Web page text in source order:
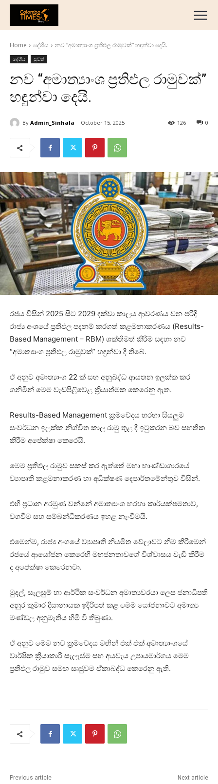
දේශීය
ජාත්‍යන්තර
අධ්‍යාපනික
හෝටල් සහ සංචාරක
English
Home දේශීය නව “අමාත්‍යාංශ ප්‍රතිඵල රාමුවක්” හඳුන්වා දෙයි.
දේශීය පුවත්
නව “අමාත්‍යාංශ ප්‍රතිඵල රාමුවක්”
හඳුන්වා දෙයි.
By Admin_Sinhala October 15, 2025 0
126
රජය විසින් 2025 සිට 2029 දක්වා කාලය ආවරණය වන පරිදි
රාජ්‍ය අංශයේ ප්‍රතිඵල පදනම් කරගත් කළමනාකරණය (Results-
Based Management – RBM) ශක්තිමත් කිරීම සඳහා නව
“අමාත්‍යාංශ ප්‍රතිඵල රාමුවක්” හඳුන්වා දී තිබේ.
ඒ අනුව අමාත්‍යාංශ 22 ක් සහ අනුබද්ධ ආයතන ඉලක්ක කර
ගනිමින් මෙම වැඩපිළිවෙළ ක්‍රියාත්මක කෙරෙනු ඇත.
Results-Based Management ක්‍රමවේදය හරහා සියලුම
සංවර්ධන ඉලක්ක නිශ්චිත කාල රාමු තුළ දී ඉටුකරන බව සහතික
කිරීම අපේක්ෂා කෙරෙයි.
මෙම ප්‍රතිඵල රාමුව සකස් කර ඇත්තේ මහා භාණ්ඩාගාරයේ
ව්‍යාපෘති කළමනාකරණ හා අධීක්ෂණ දෙපාර්තමේන්තුව විසින්.
එහි ප්‍රධාන අරමුණ වන්නේ අමාත්‍යාංශ හරහා කාර්යක්ෂමතාව,
වගවීම සහ සම්බන්ධීකරණය ඉහළ නැංවීමයි.
එමෙන්ම, රාජ්‍ය අංශයේ ව්‍යාපෘති නියමිත වේලාවට නිම කිරීමෙන්
රජයේ ආයෝජන කෙරෙහි මහජනතාවගේ විශ්වාසය වැඩි කිරීම
ද අපේක්ෂා කෙරෙනවා.
මුදල්, සැලසුම් හා ආර්ථික සංවර්ධන අමාත්‍යවරයා ලෙස ජනාධිපති
අනුර කුමාර දිසානායක ඉදිරිපත් කළ මෙම යෝජනාවට අමාත්‍ය
මණ්ඩල අනුමැතිය හිමි වී තිබුණා.
ඒ අනුව මෙම නව ක්‍රමවේදය මඟින් එක් එක් අමාත්‍යාංශයේ
වාර්ෂික ක්‍රියාකාරී සැලැස්ම සහ අයවැය උපායමාර්ගය මෙම
ප්‍රතිඵල රාමුව සමඟ සෘජුවම ඒකාබද්ධ කෙරෙනු ඇති.
Previous article Next article